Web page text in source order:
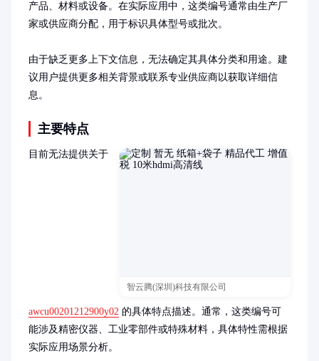
产品、材料或设备。在实际应用中，这类编号通常由生产厂
家或供应商分配，用于标识具体型号或批次。
由于缺乏更多上下文信息，无法确定其具体分类和用途。建
议用户提供更多相关背景或联系专业供应商以获取详细信
息。
主要特点
智云腾(深圳)科技有限公司
awcu00201212900y02 的具体特点描述。通常，这类编号可
能涉及精密仪器、工业零部件或特殊材料，具体特性需根据
实际应用场景分析。